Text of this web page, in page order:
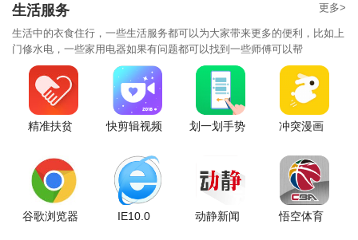
生活服务 更多>
生活中的衣食住行，一些生活服务都可以为大家带来更多的便利，比如上
门修水电，一些家用电器如果有问题都可以找到一些师傅可以帮
精准扶贫 快剪辑视频 划一划手势 冲突漫画
谷歌浏览器 IE10.0 动静新闻 悟空体育